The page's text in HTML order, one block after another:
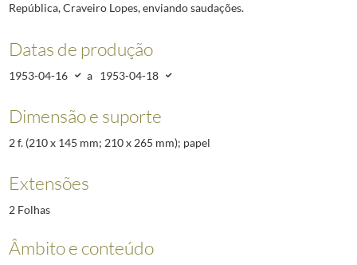
República, Craveiro Lopes, enviando saudações.
Datas de produção
1953-04-16 a 1953-04-18
Dimensão e suporte
2 f. (210 x 145 mm; 210 x 265 mm); papel
Extensões
2 Folhas
Âmbito e conteúdo